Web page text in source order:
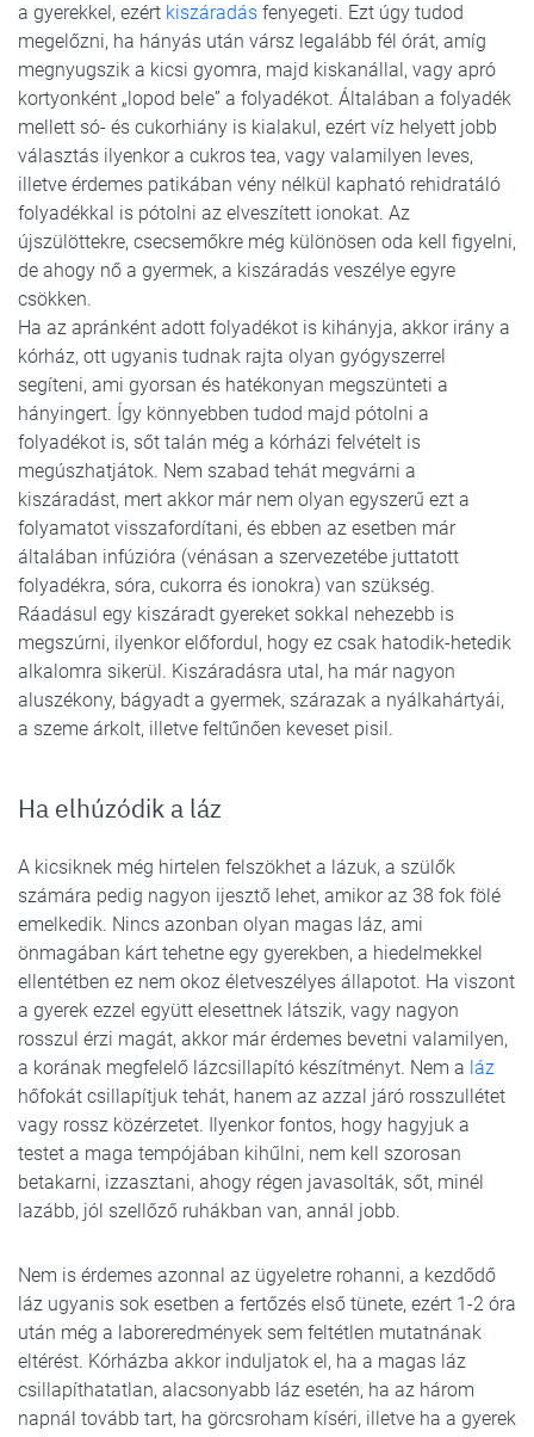
a gyerekkel, ezért kiszáradás fenyegeti. Ezt úgy tudod
megelőzni, ha hányás után vársz legalább fél órát, amíg
megnyugszik a kicsi gyomra, majd kiskanállal, vagy apró
kortyonként „lopod bele” a folyadékot. Általában a folyadék
mellett só- és cukorhiány is kialakul, ezért víz helyett jobb
választás ilyenkor a cukros tea, vagy valamilyen leves,
illetve érdemes patikában vény nélkül kapható rehidratáló
folyadékkal is pótolni az elveszített ionokat. Az
újszülöttekre, csecsemőkre még különösen oda kell figyelni,
de ahogy nő a gyermek, a kiszáradás veszélye egyre
csökken.
Ha az apránként adott folyadékot is kihányja, akkor irány a
kórház, ott ugyanis tudnak rajta olyan gyógyszerrel
segíteni, ami gyorsan és hatékonyan megszünteti a
hányingert. Így könnyebben tudod majd pótolni a
folyadékot is, sőt talán még a kórházi felvételt is
megúszhatjátok. Nem szabad tehát megvárni a
kiszáradást, mert akkor már nem olyan egyszerű ezt a
folyamatot visszafordítani, és ebben az esetben már
általában infúzióra (vénásan a szervezetébe juttatott
folyadékra, sóra, cukorra és ionokra) van szükség.
Ráadásul egy kiszáradt gyereket sokkal nehezebb is
megszúrni, ilyenkor előfordul, hogy ez csak hatodik-hetedik
alkalomra sikerül. Kiszáradásra utal, ha már nagyon
aluszékony, bágyadt a gyermek, szárazak a nyálkahártyái,
a szeme árkolt, illetve feltűnően keveset pisil.
Ha elhúzódik a láz
A kicsiknek még hirtelen felszökhet a lázuk, a szülők
számára pedig nagyon ijesztő lehet, amikor az 38 fok fölé
emelkedik. Nincs azonban olyan magas láz, ami
önmagában kárt tehetne egy gyerekben, a hiedelmekkel
ellentétben ez nem okoz életveszélyes állapotot. Ha viszont
a gyerek ezzel együtt elesettnek látszik, vagy nagyon
rosszul érzi magát, akkor már érdemes bevetni valamilyen,
a korának megfelelő lázcsillapító készítményt. Nem a láz
hőfokát csillapítjuk tehát, hanem az azzal járó rosszullétet
vagy rossz közérzetet. Ilyenkor fontos, hogy hagyjuk a
testet a maga tempójában kihűlni, nem kell szorosan
betakarni, izzasztani, ahogy régen javasolták, sőt, minél
lazább, jól szellőző ruhákban van, annál jobb.
Nem is érdemes azonnal az ügyeletre rohanni, a kezdődő
láz ugyanis sok esetben a fertőzés első tünete, ezért 1-2 óra
után még a laboreredmények sem feltétlen mutatnának
eltérést. Kórházba akkor induljatok el, ha a magas láz
csillapíthatatlan, alacsonyabb láz esetén, ha az három
napnál tovább tart, ha görcsroham kíséri, illetve ha a gyerek